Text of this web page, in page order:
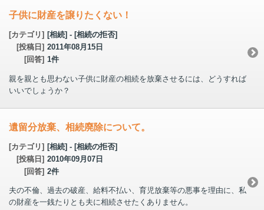
子供に財産を譲りたくない！
[カテゴリ] [相続] - [相続の拒否]
[投稿日] 2011年08月15日
[回答] 1件
親を親とも思わない子供に財産の相続を放棄させるには、どうすれば
いいでしょうか？
遺留分放棄、相続廃除について。
[カテゴリ] [相続] - [相続の拒否]
[投稿日] 2010年09月07日
[回答] 2件
夫の不倫、過去の破産、給料不払い、育児放棄等の悪事を理由に、私
の財産を一銭たりとも夫に相続させたくありません。